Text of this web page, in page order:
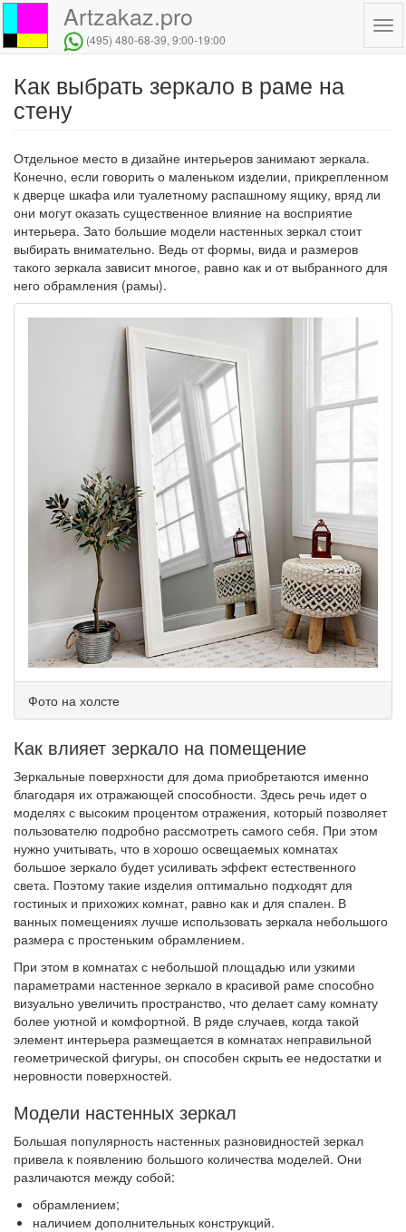
Перейти
основному
Artzakaz.pro
(495) 480-68-39, 9:00-19:00
Как выбрать зеркало в раме на
стену
Отдельное место в дизайне интерьеров занимают зеркала.
Конечно, если говорить о маленьком изделии, прикрепленном
к дверце шкафа или туалетному распашному ящику, вряд ли
они могут оказать существенное влияние на восприятие
интерьера. Зато большие модели настенных зеркал стоит
выбирать внимательно. Ведь от формы, вида и размеров
такого зеркала зависит многое, равно как и от выбранного для
него обрамления (рамы).
Фото на холсте
Как влияет зеркало на помещение
Зеркальные поверхности для дома приобретаются именно
благодаря их отражающей способности. Здесь речь идет о
моделях с высоким процентом отражения, который позволяет
пользователю подробно рассмотреть самого себя. При этом
нужно учитывать, что в хорошо освещаемых комнатах
большое зеркало будет усиливать эффект естественного
света. Поэтому такие изделия оптимально подходят для
гостиных и прихожих комнат, равно как и для спален. В
ванных помещениях лучше использовать зеркала небольшого
размера с простеньким обрамлением.
При этом в комнатах с небольшой площадью или узкими
параметрами настенное зеркало в красивой раме способно
визуально увеличить пространство, что делает саму комнату
более уютной и комфортной. В ряде случаев, когда такой
элемент интерьера размещается в комнатах неправильной
геометрической фигуры, он способен скрыть ее недостатки и
неровности поверхностей.
Модели настенных зеркал
Большая популярность настенных разновидностей зеркал
привела к появлению большого количества моделей. Они
различаются между собой:
обрамлением;
наличием дополнительных конструкций.